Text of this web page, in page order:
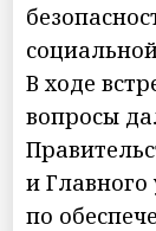
В ходе
вопросы
и
по